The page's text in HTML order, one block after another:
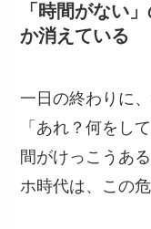
「時間がない
か消えている
一日の終わりに
「あれ？何をし
間がけっこうあ
ホ時代は、この